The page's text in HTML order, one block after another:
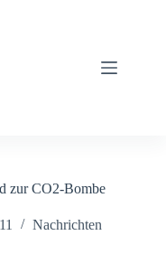
zur CO2-Bombe
Nachrichten